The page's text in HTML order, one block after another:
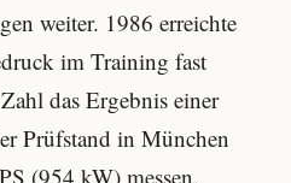
weiter. 1986 erreichte
im Training fast
das Ergebnis einer
Prüfstand in München
(954 kW) messen.